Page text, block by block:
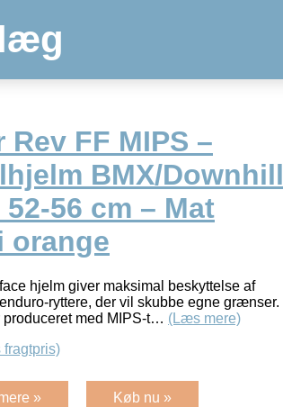
Rev FF MIPS –
BMX/Downhill
52-56 cm – Mat
orange
hjelm giver maksimal beskyttelse af
ryttere, der vil skubbe egne grænser.
produceret med MIPS-t… (Læs mere)
fragtpris)
» Køb nu »